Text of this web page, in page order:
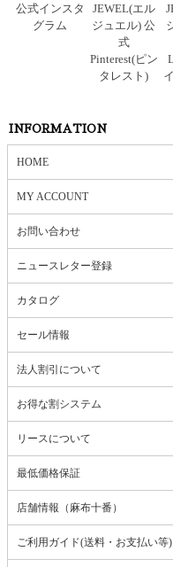
INFORMATION
HOME
MY ACCOUNT
お問い合わせ
ニュースレター登録
カタログ
セール情報
法人割引について
お得な割システム
リースについて
最低価格保証
店舗情報（麻布十番）
ご利用ガイド(送料・お支払い等)